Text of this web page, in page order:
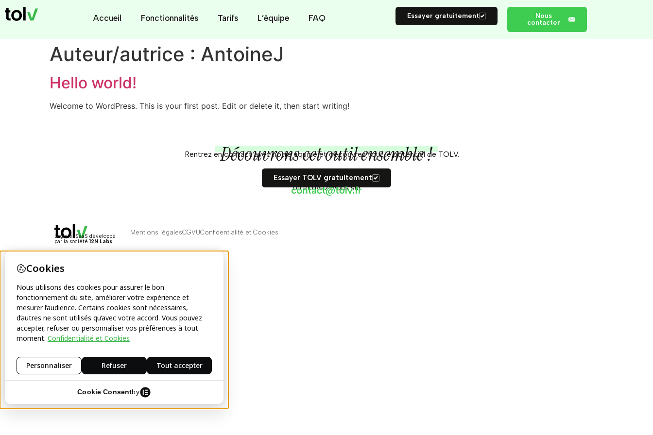
Accueil Fonctionnalités Tarifs L’équipe FAQ Essayer gratuitement
Nous
contacter
Auteur/autrice : AntoineJ
Hello world!
Welcome to WordPress. This is your first post. Edit or delete it, then start writing!
Découvrons cet outil ensemble !
Rentrez en contact avec notre équipe et découvrez tout le potentiel de TOLV.
Essayer TOLV gratuitement
ou écrivez-vous sur
Logiciel SaaS développé
par la société 12N Labs
Mentions légalesCGVUConfidentialité et Cookies